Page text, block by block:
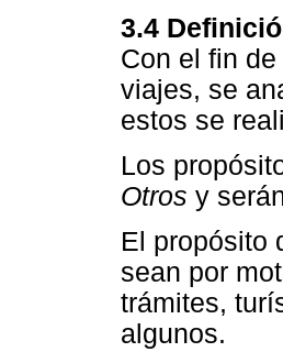
3.4
Con el fin
viajes, se
estos se
Los
Otros y
El propósito
sean por
trámites,
algunos.